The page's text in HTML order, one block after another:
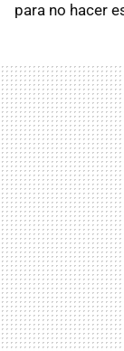
para no hacer